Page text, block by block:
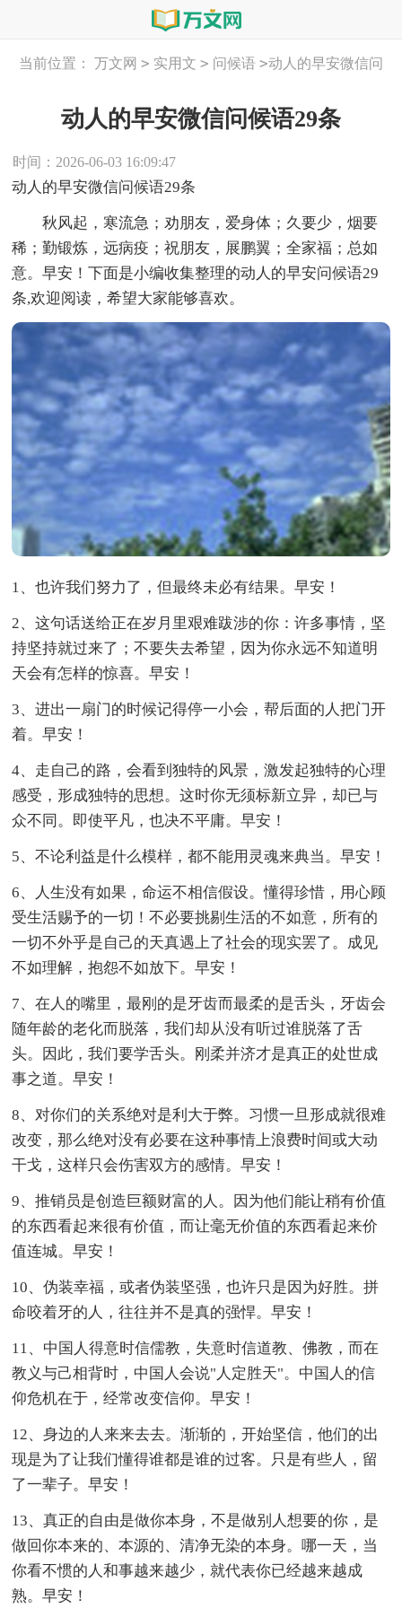
当前位置： 万文网 > 实用文 > 问候语 >动人的早安微信问
动人的早安微信问候语29条
时间：2026-06-03 16:09:47
动人的早安微信问候语29条
秋风起，寒流急；劝朋友，爱身体；久要少，烟要
稀；勤锻炼，远病疫；祝朋友，展鹏翼；全家福；总如
意。早安！下面是小编收集整理的动人的早安问候语29
条,欢迎阅读，希望大家能够喜欢。
1、也许我们努力了，但最终未必有结果。早安！
2、这句话送给正在岁月里艰难跋涉的你：许多事情，坚
持坚持就过来了；不要失去希望，因为你永远不知道明
天会有怎样的惊喜。早安！
3、进出一扇门的时候记得停一小会，帮后面的人把门开
着。早安！
4、走自己的路，会看到独特的风景，激发起独特的心理
感受，形成独特的思想。这时你无须标新立异，却已与
众不同。即使平凡，也决不平庸。早安！
5、不论利益是什么模样，都不能用灵魂来典当。早安！
6、人生没有如果，命运不相信假设。懂得珍惜，用心顾
受生活赐予的一切！不必要挑剔生活的不如意，所有的
一切不外乎是自己的天真遇上了社会的现实罢了。成见
不如理解，抱怨不如放下。早安！
7、在人的嘴里，最刚的是牙齿而最柔的是舌头，牙齿会
随年龄的老化而脱落，我们却从没有听过谁脱落了舌
头。因此，我们要学舌头。刚柔并济才是真正的处世成
事之道。早安！
8、对你们的关系绝对是利大于弊。习惯一旦形成就很难
改变，那么绝对没有必要在这种事情上浪费时间或大动
干戈，这样只会伤害双方的感情。早安！
9、推销员是创造巨额财富的人。因为他们能让稍有价值
的东西看起来很有价值，而让毫无价值的东西看起来价
值连城。早安！
10、伪装幸福，或者伪装坚强，也许只是因为好胜。拼
命咬着牙的人，往往并不是真的强悍。早安！
11、中国人得意时信儒教，失意时信道教、佛教，而在
教义与己相背时，中国人会说"人定胜天"。中国人的信
仰危机在于，经常改变信仰。早安！
12、身边的人来来去去。渐渐的，开始坚信，他们的出
现是为了让我们懂得谁都是谁的过客。只是有些人，留
了一辈子。早安！
13、真正的自由是做你本身，不是做别人想要的你，是
做回你本来的、本源的、清净无染的本身。哪一天，当
你看不惯的人和事越来越少，就代表你已经越来越成
熟。早安！